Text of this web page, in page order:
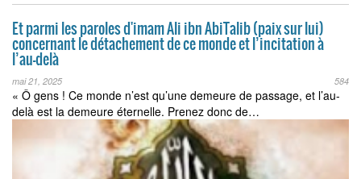
Et parmi les paroles d'imam Ali ibn AbiTalib (paix sur lui)
concernant le détachement de ce monde et l’incitation à
l’au-delà
mai 21, 2025 584
« Ô gens ! Ce monde n’est qu’une demeure de passage, et l’au-
delà est la demeure éternelle. Prenez donc de…